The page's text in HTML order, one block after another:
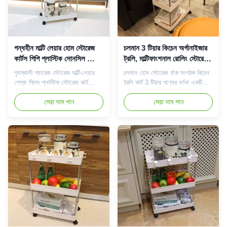
গন্ধহীন মাল্টি লেয়ার হোম স্টোরেজ
কার্টস পিপি প্লাস্টিক সোনসিল স্লিম
ফ্যাশনেবল
গৃহস্থালী গ্যারেজ স্টোরেজ মাল্টি-লেয়ার
শেল্ফ স্লিম প্লাস্টিক স্টোরেজ কার্ট
পণ্যের বর্ণনা একটি স্টোরেজ কার্ট আপনাকে
অনেক কিছু সমাধান করতে সাহায্য করতে
পারে।এটি দিয়ে আপনি স্টোরেজ কার্টে
নকশাটি ঘূর্ণায়মান চাকার সাথে সজ্জিত।এটি
খুব সংকীর্ণ জায়গায় টানা এবং বের কর...
সেরা দাম পান
চলমান 3 টিয়ার কিচেন অর্গানাইজার
ট্রলি, মাল্টিফাংশনাল রোলিং স্টোরেজ
কার্ট
চলমান হোম স্টোরেজ র্যাক সংগঠক কিচেন
ট্রলি কার্ট 3 টিয়ার পণ্যের বর্ণনা একটি
স্টোরেজ কার্ট আপনাকে অনেক কিছু
সমাধান করতে সাহায্য করতে পারে।এটি
দিয়ে, আপনি স্টোরেজ কার্টে সবকিছু সঞ্চয়
ঘূর্ণায়মান চাকার সাথে সজ্জিত।এটি খুব
সংকীর্ণ জায়গায় টানা এবং বের করা যেতে
পারে।এটি খুব ...
সেরা দাম পান